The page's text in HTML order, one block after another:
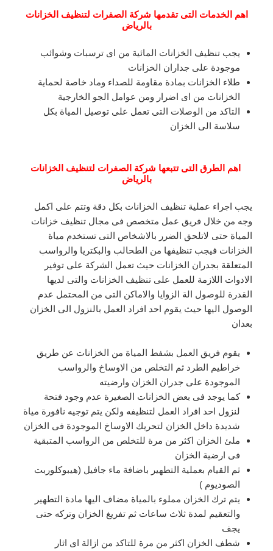
اهم الخدمات التى تقدمها شركة الصفرات لتنظيف الخزانات
بالرياض
يجب تنظيف الخزانات المائية من اى ترسبات وشوائب
موجودة على جداران الخزانات
طلاء الخزانات بمادة مقاومة للصداء وماد خاصة لحماية
الخزانات من اى اضرار ومن عوامل الجو الخارجية
التاكد من الوصلات التى تعمل على توصيل المياة بكل
سلاسة الى الخزان
اهم الطرق التى تتبعها شركة الصفرات لتنظيف الخزانات
بالرياض
يجب اجراء عملية تنظيف الخزانات بكل دقة وتتم على اكمل
وجه من خلال فريق عمل متخصص فى مجال تنظيف خزانات
المياة حتى لاتلحق الضرر بالاشخاص التى تستخدم مياة
الخزانات فيجب تنظيفها من الطحالب والبكتريا والرواسب
المتعلقة بجدران الخزانات حيث تعمل الشركة على توفير
الادوات اللازمة للعمل على تنظيف الخزانات والتى لديها
القدرة للوصول الة الزوايا والاماكن التى من المحتمل عدم
الوصول اليها حيث يقوم احد افراد العمل بالنزول الى الخزان
بعدان
يقوم فريق العمل بشفط المياة من الخزانات عن طريق
خراطيم الطرد ثم التخلص من الاوساخ والرواسب
الموجودة على جدران الخزان وارضيته
كما يوجد فى بعض الخزانات الصغيرة عدم وجود فتحة
لنزول احد افراد العمل لتنظيفه ولكن يتم توجيه نافورة مياة
شديدة داخل الخزان لتحريك الاوساخ الموجودة فى الخزان
ملئ الخزان اكثر من مرة للتخلص من الرواسب المتبقية
فى ارضية الخزان
ثم القيام بعملية التطهير باضافة ماء جافيل (هيبوكلوربت
الصوديوم )
يتم ترك الخزان مملوء بالمياة مضاف اليها مادة التطهير
والتعقيم لمدة ثلاث ساعات ثم تفريغ الخزان وتركه حتى
يجف
شطف الخزان اكثر من مرة للتاكد من ازالة اى اثار